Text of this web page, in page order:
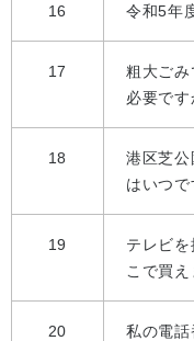
16 令和5年
17
粗大ご
必要です
18
港区芝
はいつで
19
テレビ
こで買
20
私の電